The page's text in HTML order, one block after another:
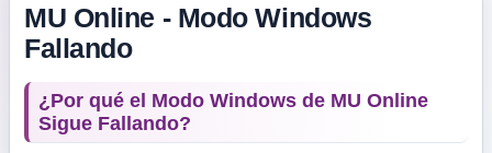
MU Online - Modo Windows
Fallando
¿Por qué el Modo Windows de MU Online
Sigue Fallando?